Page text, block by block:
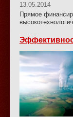
13.05.2014
Прямое